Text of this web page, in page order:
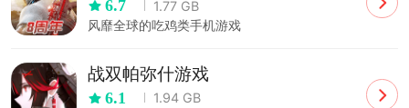
6.7
1.77 GB
风靡全球的吃鸡类手机游戏
战双帕弥什游戏
6.1
1.94 GB